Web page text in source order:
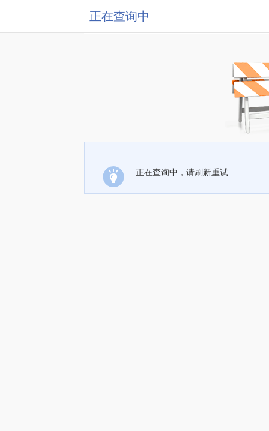
正在查询中
正在查询中，请刷新重试